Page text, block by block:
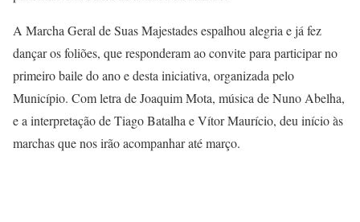
A Marcha Geral de Suas Majestades espalhou alegria e já fez
dançar os foliões, que responderam ao convite para participar no
primeiro baile do ano e desta iniciativa, organizada pelo
Município. Com letra de Joaquim Mota, música de Nuno Abelha,
e a interpretação de Tiago Batalha e Vítor Maurício, deu início às
marchas que nos irão acompanhar até março.